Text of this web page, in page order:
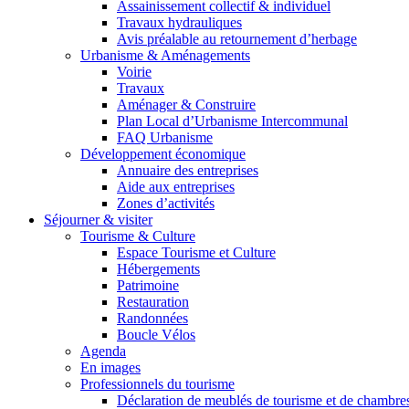
Assainissement collectif & individuel
Travaux hydrauliques
Avis préalable au retournement d’herbage
Urbanisme & Aménagements
Voirie
Travaux
Aménager & Construire
Plan Local d’Urbanisme Intercommunal
FAQ Urbanisme
Développement économique
Annuaire des entreprises
Aide aux entreprises
Zones d’activités
Séjourner & visiter
Tourisme & Culture
Espace Tourisme et Culture
Hébergements
Patrimoine
Restauration
Randonnées
Boucle Vélos
Agenda
En images
Professionnels du tourisme
Déclaration de meublés de tourisme et de